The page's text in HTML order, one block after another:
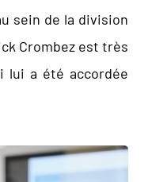
sein de la division
Crombez est très
lui a été accordée